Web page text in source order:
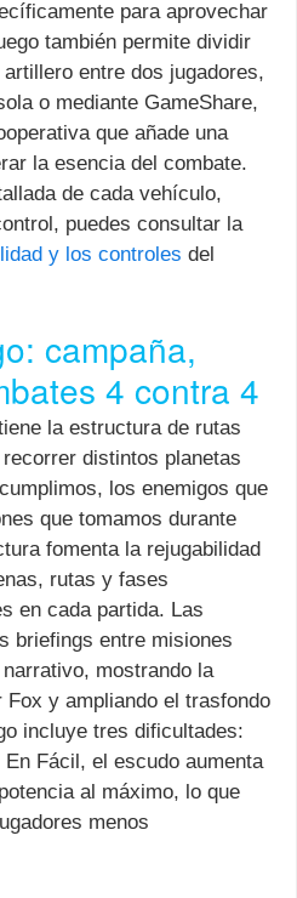
para aprovechar
también permite dividir
entre dos jugadores,
o mediante GameShare,
que añade una
la esencia del combate.
de cada vehículo,
puedes consultar la
y los controles del
campaña,
4 contra 4
la estructura de rutas
distintos planetas
los enemigos que
que tomamos durante
fomenta la rejugabilidad
rutas y fases
en cada partida. Las
briefings entre misiones
mostrando la
y ampliando el trasfondo
incluye tres dificultades:
Fácil, el escudo aumenta
al máximo, lo que
menos